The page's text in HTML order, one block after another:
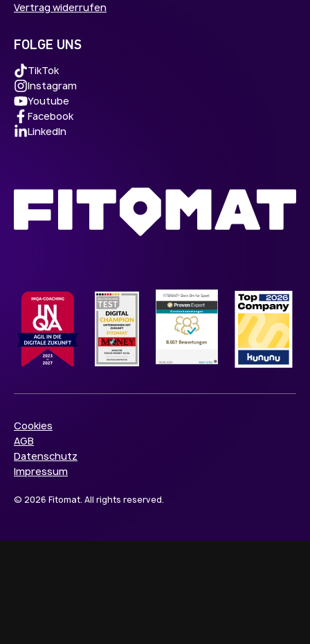
Vertrag widerrufen
FOLGE UNS
TikTok
Instagram
Youtube
Facebook
LinkedIn
© 2026 Fitomat. All rights reserved.
Cookies
AGB
Datenschutz
Impressum